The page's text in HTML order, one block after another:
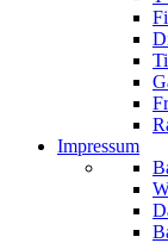
Impressum